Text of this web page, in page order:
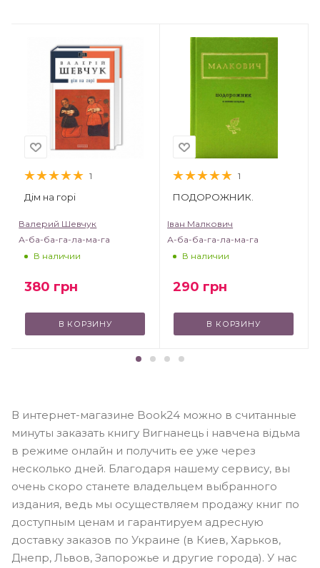
1
Дім на горі
Валерий Шевчук
А-ба-ба-га-ла-ма-га
В наличии
380 грн
В КОРЗИНУ
1
ПОДОРОЖНИК.
Іван Малкович
А-ба-ба-га-ла-ма-га
В наличии
290 грн
В КОРЗИНУ
В интернет-магазине Book24 можно в считанные
минуты заказать книгу Вигнанець і навчена відьма
в режиме онлайн и получить ее уже через
несколько дней. Благодаря нашему сервису, вы
очень скоро станете владельцем выбранного
издания, ведь мы осуществляем продажу книг по
доступным ценам и гарантируем адресную
доставку заказов по Украине (в Киев, Харьков,
Днепр, Львов, Запорожье и другие города). У нас